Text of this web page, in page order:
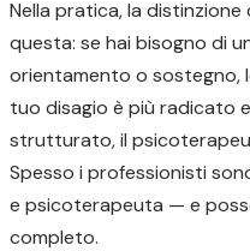
Nella pratica, la
questa: se hai bisogno di
orientamento o sostegno,
tuo disagio è più radicato
strutturato, il
Spesso i professionisti
e psicoterapeuta — e
completo.